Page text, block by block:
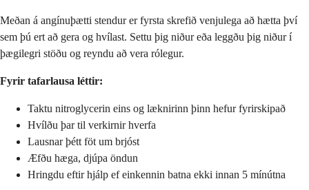
Meðan á angínuþætti stendur er fyrsta skrefið venjulega að hætta því
sem þú ert að gera og hvílast. Settu þig niður eða leggðu þig niður í
þægilegri stöðu og reyndu að vera rólegur.
Fyrir tafarlausa léttir:
Taktu nitroglycerin eins og læknirinn þinn hefur fyrirskipað
Hvílðu þar til verkirnir hverfa
Lausnar þétt föt um brjóst
Æfðu hæga, djúpa öndun
Hringdu eftir hjálp ef einkennin batna ekki innan 5 mínútna